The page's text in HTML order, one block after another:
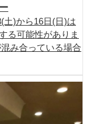
土)から16日(日)は
る可能性がありま
み合っている場合